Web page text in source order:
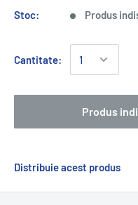
Stoc: Produs
Cantitate:
Produs
Distribuie acest produs